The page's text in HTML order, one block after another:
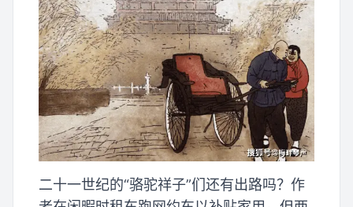
二十一世纪的“骆驼祥子”们还有出路吗？作